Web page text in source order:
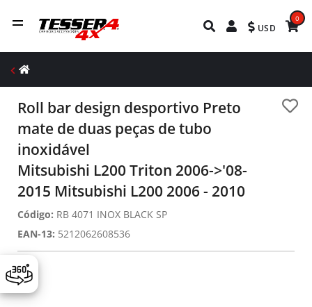
USD
0
Roll bar design desportivo Preto
mate de duas peças de tubo
inoxidável
Mitsubishi L200 Triton 2006->'08-
2015 Mitsubishi L200 2006 - 2010
Código: RB 4071 INOX BLACK SP
EAN-13: 5212062608536